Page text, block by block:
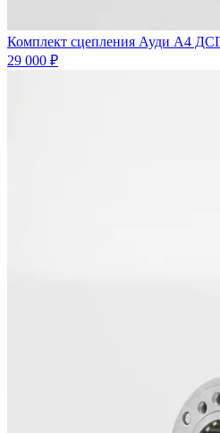
Комплект сцепления Ауди А4
29 000 ₽